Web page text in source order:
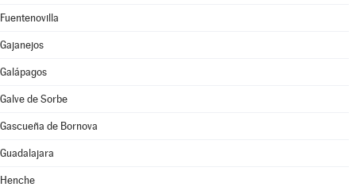
Fuentenovilla
Gajanejos
Galápagos
Galve de Sorbe
Gascueña de Bornova
Guadalajara
Henche